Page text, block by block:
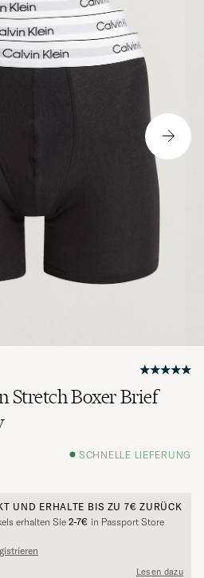
Stretch Boxer Brief
SCHNELLE LIEFERUNG
UND ERHALTE BIS ZU 7€ ZURÜCK
erhalten Sie 2-7€ in Passport Store
Lesen dazu